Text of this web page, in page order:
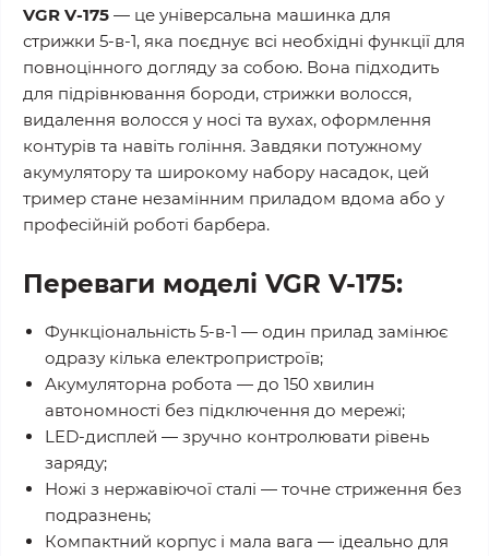
VGR V-175 — це універсальна машинка для
стрижки 5-в-1, яка поєднує всі необхідні функції для
повноцінного догляду за собою. Вона підходить
для підрівнювання бороди, стрижки волосся,
видалення волосся у носі та вухах, оформлення
контурів та навіть гоління. Завдяки потужному
акумулятору та широкому набору насадок, цей
тример стане незамінним приладом вдома або у
професійній роботі барбера.
Переваги моделі VGR V-175:
Функціональність 5-в-1 — один прилад замінює
одразу кілька електропристроїв;
Акумуляторна робота — до 150 хвилин
автономності без підключення до мережі;
LED-дисплей — зручно контролювати рівень
заряду;
Ножі з нержавіючої сталі — точне стриження без
подразнень;
Компактний корпус і мала вага — ідеально для